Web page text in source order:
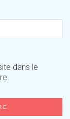
dans le